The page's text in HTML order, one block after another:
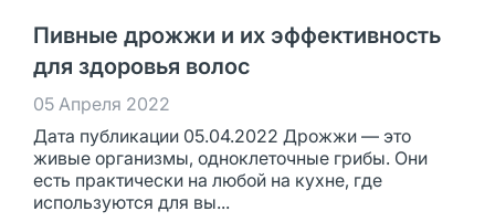
Пивные дрожжи и их эффективность
для здоровья волос
05 Апреля 2022
Дата публикации 05.04.2022 Дрожжи — это
живые организмы, одноклеточные грибы. Они
есть практически на любой на кухне, где
используются для вы...